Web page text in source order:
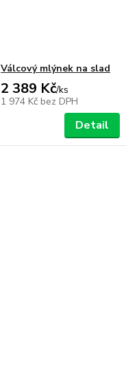
Válcový mlýnek na slad
2 389 Kč/ks
1 974 Kč bez DPH
Detail